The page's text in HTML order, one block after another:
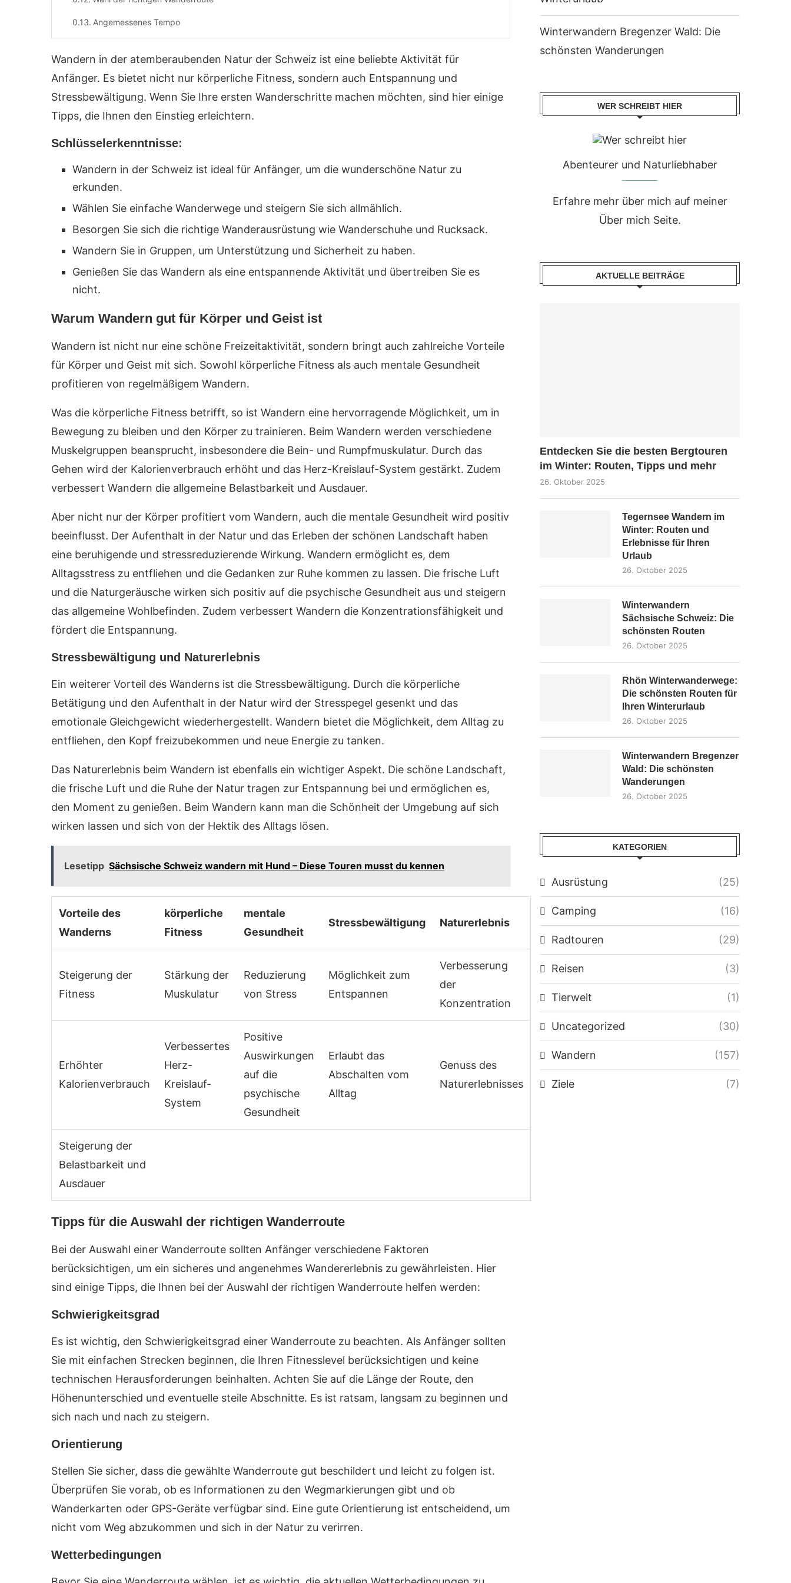
Angemessenes Tempo
Gemeinsames Wandern
Fazit
Quellenverweise
Wandern in der atemberaubenden Natur der Schweiz ist eine beliebte Aktivität für
Anfänger. Es bietet nicht nur körperliche Fitness, sondern auch Entspannung und
Stressbewältigung. Wenn Sie Ihre ersten Wanderschritte machen möchten, sind hier einige
Tipps, die Ihnen den Einstieg erleichtern.
Schlüsselerkenntnisse:
Wandern in der Schweiz ist ideal für Anfänger, um die wunderschöne Natur zu
erkunden.
Wählen Sie einfache Wanderwege und steigern Sie sich allmählich.
Besorgen Sie sich die richtige Wanderausrüstung wie Wanderschuhe und Rucksack.
Wandern Sie in Gruppen, um Unterstützung und Sicherheit zu haben.
Genießen Sie das Wandern als eine entspannende Aktivität und übertreiben Sie es
nicht.
Warum Wandern gut für Körper und Geist ist
Wandern ist nicht nur eine schöne Freizeitaktivität, sondern bringt auch zahlreiche Vorteile
für Körper und Geist mit sich. Sowohl körperliche Fitness als auch mentale Gesundheit
profitieren von regelmäßigem Wandern.
Was die körperliche Fitness betrifft, so ist Wandern eine hervorragende Möglichkeit, um in
Bewegung zu bleiben und den Körper zu trainieren. Beim Wandern werden verschiedene
Muskelgruppen beansprucht, insbesondere die Bein- und Rumpfmuskulatur. Durch das
Gehen wird der Kalorienverbrauch erhöht und das Herz-Kreislauf-System gestärkt. Zudem
verbessert Wandern die allgemeine Belastbarkeit und Ausdauer.
Aber nicht nur der Körper profitiert vom Wandern, auch die mentale Gesundheit wird positiv
beeinflusst. Der Aufenthalt in der Natur und das Erleben der schönen Landschaft haben
eine beruhigende und stressreduzierende Wirkung. Wandern ermöglicht es, dem
Alltagsstress zu entfliehen und die Gedanken zur Ruhe kommen zu lassen. Die frische Luft
und die Naturgeräusche wirken sich positiv auf die psychische Gesundheit aus und steigern
das allgemeine Wohlbefinden. Zudem verbessert Wandern die Konzentrationsfähigkeit und
fördert die Entspannung.
Stressbewältigung und Naturerlebnis
Ein weiterer Vorteil des Wanderns ist die Stressbewältigung. Durch die körperliche
Betätigung und den Aufenthalt in der Natur wird der Stresspegel gesenkt und das
emotionale Gleichgewicht wiederhergestellt. Wandern bietet die Möglichkeit, dem Alltag zu
entfliehen, den Kopf freizubekommen und neue Energie zu tanken.
Das Naturerlebnis beim Wandern ist ebenfalls ein wichtiger Aspekt. Die schöne Landschaft,
die frische Luft und die Ruhe der Natur tragen zur Entspannung bei und ermöglichen es,
den Moment zu genießen. Beim Wandern kann man die Schönheit der Umgebung auf sich
wirken lassen und sich von der Hektik des Alltags lösen.
Lesetipp Sächsische Schweiz wandern mit Hund – Diese Touren musst du kennen
Vorteile des
Wanderns
körperliche
Fitness
mentale
Gesundheit
Stressbewältigung Naturerlebnis
Steigerung der
Fitness
Stärkung der
Muskulatur
Reduzierung
von Stress
Möglichkeit zum
Entspannen
Verbesserung
der
Konzentration
Erhöhter
Kalorienverbrauch
Verbessertes
Herz-
Kreislauf-
System
Positive
Auswirkungen
auf die
psychische
Gesundheit
Erlaubt das
Abschalten vom
Alltag
Genuss des
Naturerlebnisses
Steigerung der
Belastbarkeit und
Ausdauer
Tipps für die Auswahl der richtigen Wanderroute
Bei der Auswahl einer Wanderroute sollten Anfänger verschiedene Faktoren
berücksichtigen, um ein sicheres und angenehmes Wandererlebnis zu gewährleisten. Hier
sind einige Tipps, die Ihnen bei der Auswahl der richtigen Wanderroute helfen werden:
Schwierigkeitsgrad
Es ist wichtig, den Schwierigkeitsgrad einer Wanderroute zu beachten. Als Anfänger sollten
Sie mit einfachen Strecken beginnen, die Ihren Fitnesslevel berücksichtigen und keine
technischen Herausforderungen beinhalten. Achten Sie auf die Länge der Route, den
Höhenunterschied und eventuelle steile Abschnitte. Es ist ratsam, langsam zu beginnen und
sich nach und nach zu steigern.
Orientierung
Stellen Sie sicher, dass die gewählte Wanderroute gut beschildert und leicht zu folgen ist.
Überprüfen Sie vorab, ob es Informationen zu den Wegmarkierungen gibt und ob
Wanderkarten oder GPS-Geräte verfügbar sind. Eine gute Orientierung ist entscheidend, um
nicht vom Weg abzukommen und sich in der Natur zu verirren.
Wetterbedingungen
Winterwandern Bregenzer Wald: Die
schönsten Wanderungen
WER SCHREIBT HIER
Abenteurer und Naturliebhaber
Erfahre mehr über mich auf meiner
Über mich Seite.
AKTUELLE BEITRÄGE
Entdecken Sie die besten Bergtouren
im Winter: Routen, Tipps und mehr
26. Oktober 2025
Tegernsee Wandern im
Winter: Routen und
Erlebnisse für Ihren
Urlaub
26. Oktober 2025
Winterwandern
Sächsische Schweiz: Die
schönsten Routen
26. Oktober 2025
Rhön Winterwanderwege:
Die schönsten Routen für
Ihren Winterurlaub
26. Oktober 2025
Winterwandern Bregenzer
Wald: Die schönsten
Wanderungen
26. Oktober 2025
KATEGORIEN
Ausrüstung (25)
Camping (16)
Radtouren (29)
Reisen (3)
Tierwelt (1)
Uncategorized (30)
Wandern (157)
Ziele (7)